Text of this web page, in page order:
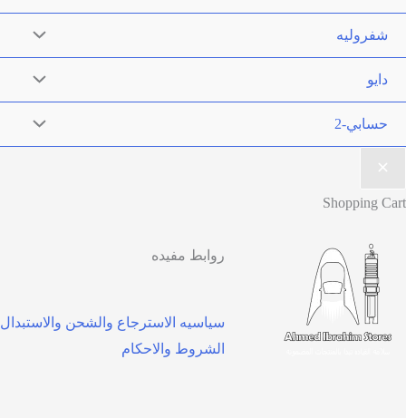
شفروليه
دايو
حسابي-2
Shopping Cart
روابط مفيده
سياسيه الاسترجاع والشحن والاستبدال
الشروط والاحكام